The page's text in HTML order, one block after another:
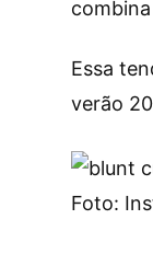
Essa
verão
Foto: